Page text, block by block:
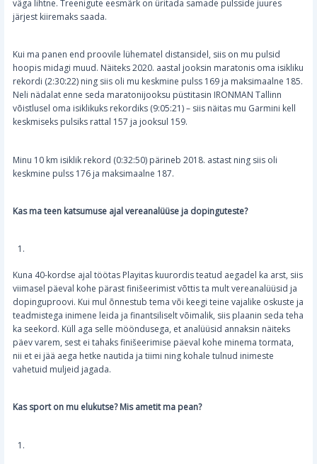
väga lihtne. Treenigute eesmärk on üritada samade pulsside juures
järjest kiiremaks saada.
Kui ma panen end proovile lühematel distansidel, siis on mu pulsid
hoopis midagi muud. Näiteks 2020. aastal jooksin maratonis oma isikliku
rekordi (2:30:22) ning siis oli mu keskmine pulss 169 ja maksimaalne 185.
Neli nädalat enne seda maratonijooksu püstitasin IRONMAN Tallinn
võistlusel oma isiklikuks rekordiks (9:05:21) – siis näitas mu Garmini kell
keskmiseks pulsiks rattal 157 ja jooksul 159.
Minu 10 km isiklik rekord (0:32:50) pärineb 2018. astast ning siis oli
keskmine pulss 176 ja maksimaalne 187.
Kas ma teen katsumuse ajal vereanalüüse ja dopinguteste?
Kuna 40-kordse ajal töötas Playitas kuurordis teatud aegadel ka arst, siis
viimasel päeval kohe pärast finišeerimist võttis ta mult vereanalüüsid ja
dopinguproovi. Kui mul õnnestub tema või keegi teine vajalike oskuste ja
teadmistega inimene leida ja finantsiliselt võimalik, siis plaanin seda teha
ka seekord. Küll aga selle mööndusega, et analüüsid annaksin näiteks
päev varem, sest ei tahaks finišeerimise päeval kohe minema tormata,
nii et ei jää aega hetke nautida ja tiimi ning kohale tulnud inimeste
vahetuid muljeid jagada.
Kas sport on mu elukutse? Mis ametit ma pean?